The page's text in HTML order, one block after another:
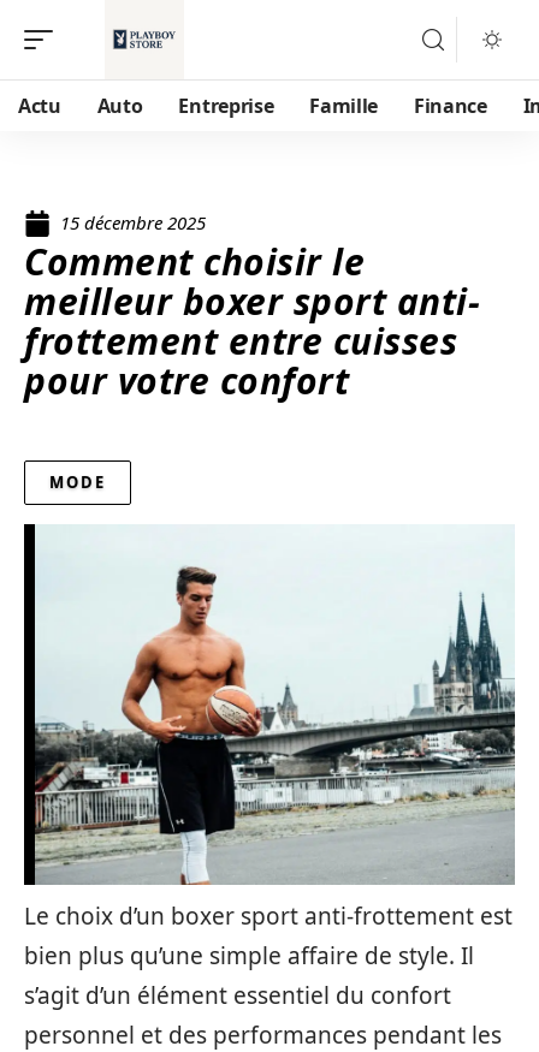
Actu Auto Entreprise Famille Finance
15 décembre 2025
Comment choisir le
meilleur boxer sport anti-
frottement entre cuisses
pour votre confort
MODE
Le choix d’un boxer sport anti-frottement est
bien plus qu’une simple affaire de style. Il
s’agit d’un élément essentiel du confort
personnel et des performances pendant les